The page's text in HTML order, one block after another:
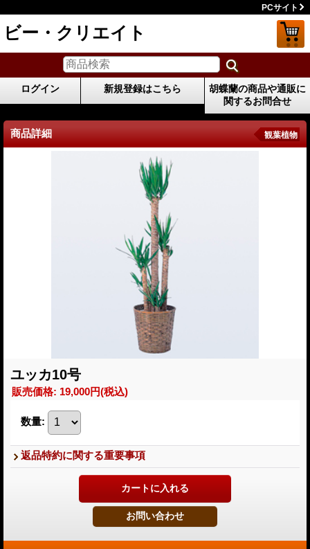
PCサイト
ビー・クリエイト
ログイン 新規登録はこちら
胡蝶蘭の商品や通販に
関するお問合せ
商品詳細 観葉植物
ユッカ10号
販売価格: 19,000円(税込)
数量:
返品特約に関する重要事項